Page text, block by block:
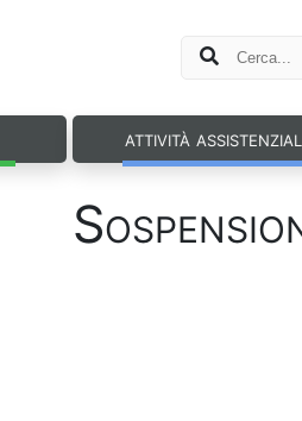
attività